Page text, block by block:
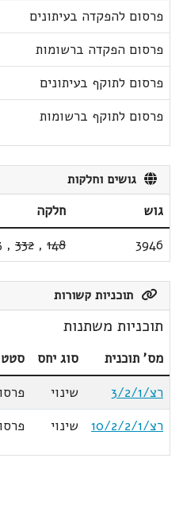
פרסום להפקדה בעיתונים
פרסום הפקדה ברשומות
פרסום לתוקף בעיתונים
פרסום לתוקף ברשומות
גושים וחלקות
גוש
חלקה
3946
148
,
332
,
תוכניות קשורות
תוכניות משתנות
מס' תוכנית סוג יחס
רצ/3/2/1
שינוי
רצ/10/2/2/1
שינוי